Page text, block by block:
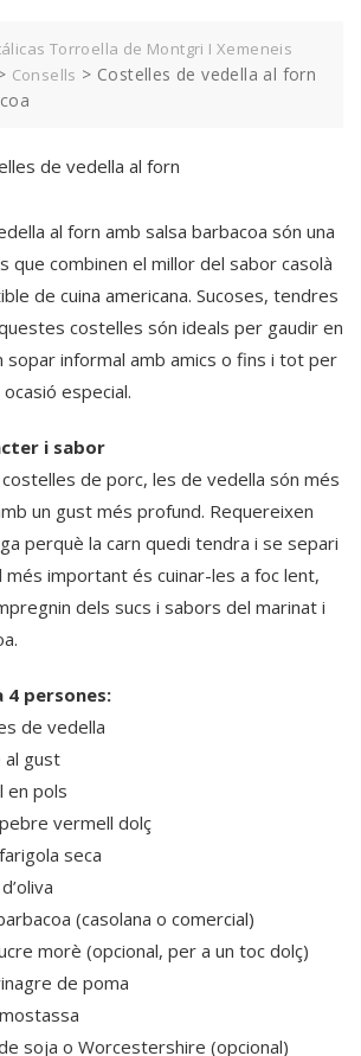
Torroella de Montgri I Xemeneis
Consells > Costelles de vedella al forn
al forn amb salsa barbacoa són una
que combinen el millor del sabor casolà
de cuina americana. Sucoses, tendres
costelles són ideals per gaudir en
sopar informal amb amics o fins i tot per
especial.
i sabor
de porc, les de vedella són més
un gust més profund. Requereixen
perquè la carn quedi tendra i se separi
més important és cuinar-les a foc lent,
dels sucs i sabors del marinat i
4 persones:
de vedella
al gust
en pols
vermell dolç
seca
(casolana o comercial)
morè (opcional, per a un toc dolç)
de poma
soja o Worcestershire (opcional)